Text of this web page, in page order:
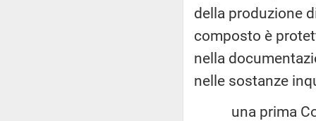
della produzione
composto è
nella
nelle sostanze
una prima